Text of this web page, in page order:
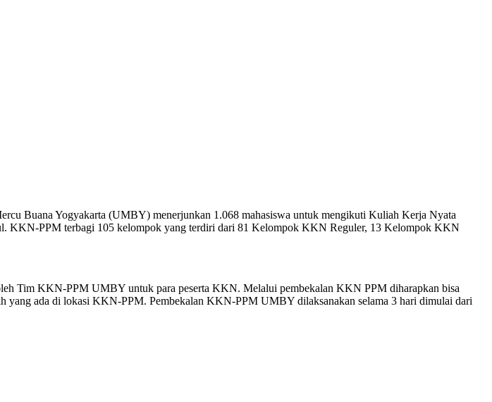
Buana Yogyakarta (UMBY) menerjunkan 1.068 mahasiswa untuk mengikuti Kuliah Kerja Nyata
KKN-PPM terbagi 105 kelompok yang terdiri dari 81 Kelompok KKN Reguler, 13 Kelompok KKN
Tim KKN-PPM UMBY untuk para peserta KKN. Melalui pembekalan KKN PPM diharapkan bisa
yang ada di lokasi KKN-PPM. Pembekalan KKN-PPM UMBY dilaksanakan selama 3 hari dimulai dari